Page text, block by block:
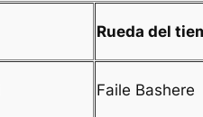
Rueda del
Faile Bashere